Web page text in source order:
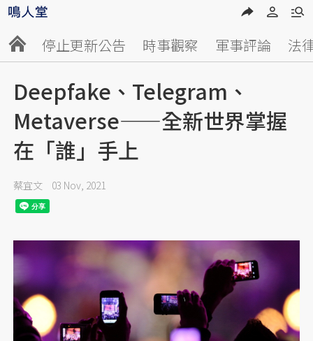
停止更新公告 時事觀察 軍事評論 法
Deepfake、Telegram、
Metaverse——全新世界掌握
在「誰」手上
蔡宜文 03 Nov, 2021